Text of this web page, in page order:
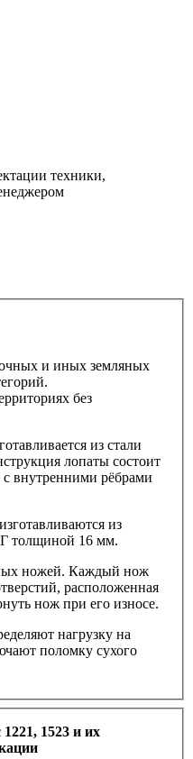
техники,
и иных земляных
без
из стали
лопаты состоит
внутренними рёбрами
из
толщиной 16 мм.
ножей. Каждый нож
расположенная
нож при его износе.
нагрузку на
поломку сухого
1523 и их